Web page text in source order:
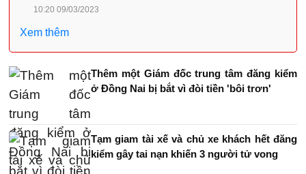
10:20 09/03/2023
Xem thêm
Thêm một Giám đốc trung tâm đăng kiểm
ở Đồng Nai bị bắt vì đòi tiền 'bôi trơn'
Tạm giam tài xế và chủ xe khách hết đăng
kiểm gây tai nạn khiến 3 người tử vong